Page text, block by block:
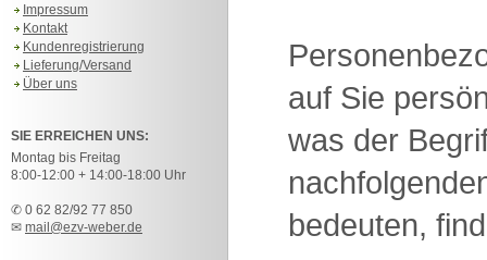
Impressum
Kontakt
Kundenregistrierung
Lieferung/Versand
Über uns
SIE ERREICHEN UNS:
Montag bis Freitag
8:00-12:00 + 14:00-18:00 Uhr
✆ 0 62 82/92 77 850
✉ mail@ezv-weber.de
auf Sie
was der
bedeuten,